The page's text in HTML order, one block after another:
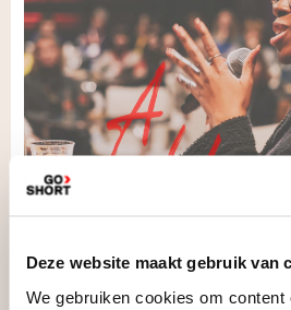
Deze website maakt gebruik van
We gebruiken cookies om content